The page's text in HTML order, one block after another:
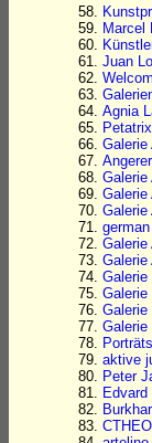
Marcel
Juan
Agnia
Petatrix
Galerie
Galerie
Galerie
Galerie
Galerie
Galerie
Galerie
Galerie
aktive
Peter